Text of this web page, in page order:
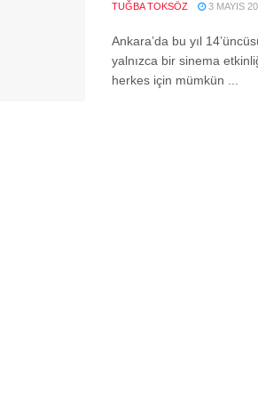
TUĞBA TOKSÖZ 3 MAYIS
Ankara’da bu yıl
yalnızca bir sinema
herkes için mümkün ...